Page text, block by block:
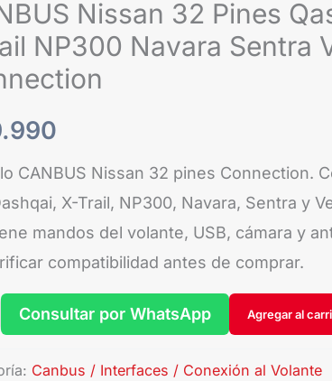
Nissan 32 Pines
NP300 Navara Sentra
CANBUS Nissan 32 pines Connection.
X-Trail, NP300, Navara, Sentra y
mandos del volante, USB, cámara y
compatibilidad antes de comprar.
Agregar al
Consultar por WhatsApp
Canbus / Interfaces / Conexión al Volante